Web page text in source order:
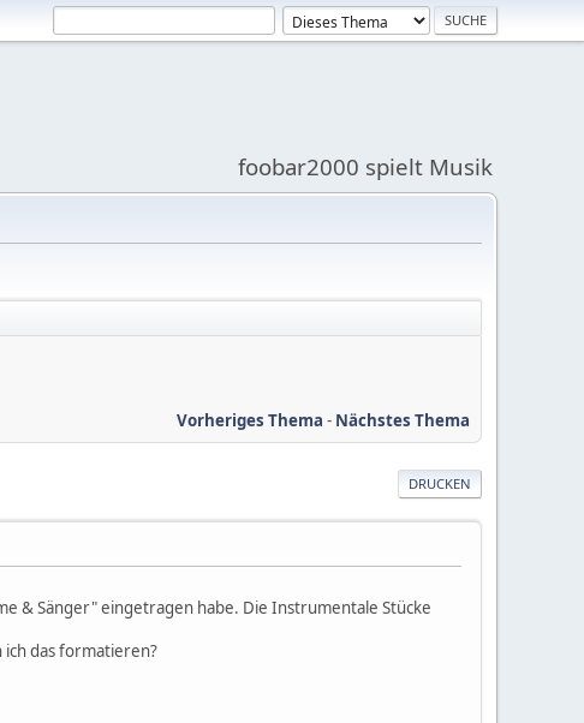
foobar2000 spielt Musik
Vorheriges Thema - Nächstes Thema
DRUCKEN
& Sänger" eingetragen habe. Die Instrumentale Stücke
ich das formatieren?